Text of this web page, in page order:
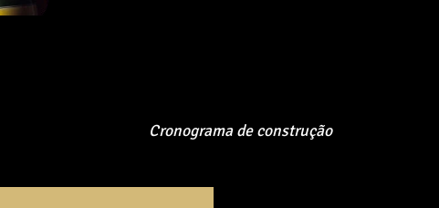
Cronograma de construção